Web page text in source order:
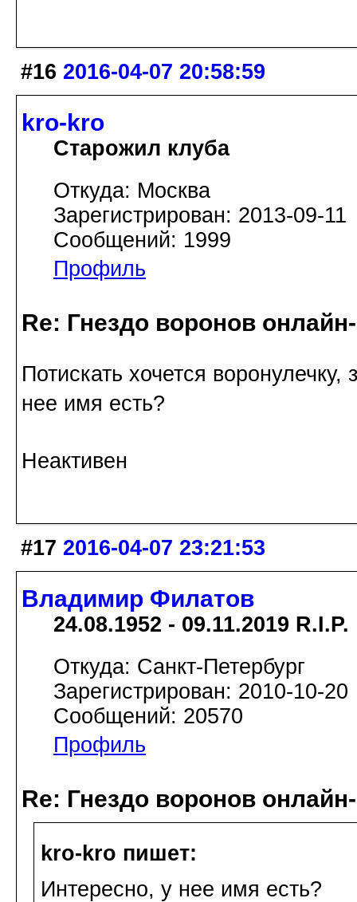
#16 2016-04-07 20:58:59
kro-kro
Старожил клуба
Откуда: Москва
Зарегистрирован: 2013-09-11
Сообщений: 1999
Профиль
Re: Гнездо воронов
Потискать хочется
нее имя есть?
Неактивен
#17 2016-04-07 23:21:53
Владимир Филатов
24.08.1952 - 09.11.2019 R.I.P.
Откуда: Санкт-Петербург
Зарегистрирован: 2010-10-20
Сообщений: 20570
Профиль
Re: Гнездо воронов
kro-kro пишет:
Интересно, у нее имя есть?